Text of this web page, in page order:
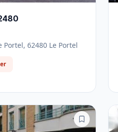
Portel, 62480 Le Portel